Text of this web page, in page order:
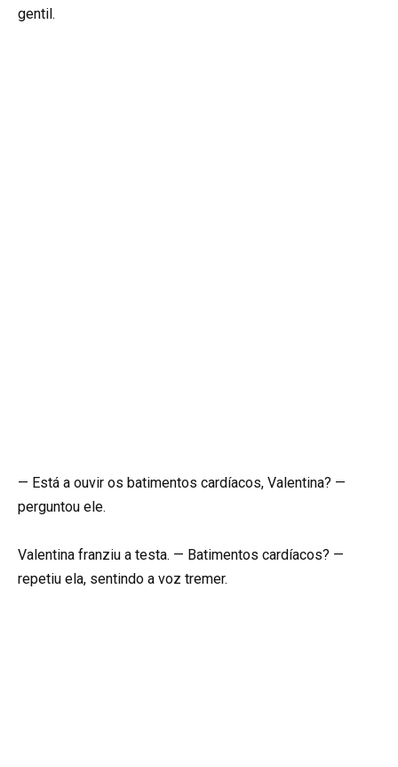
gentil.
— Está a ouvir os batimentos cardíacos, Valentina? —
perguntou ele.
Valentina franziu a testa. — Batimentos cardíacos? —
repetiu ela, sentindo a voz tremer.